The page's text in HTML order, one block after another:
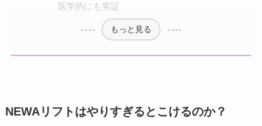
医学的にも実証
もっと見る
NEWAリフトはやりすぎるとこけるのか？